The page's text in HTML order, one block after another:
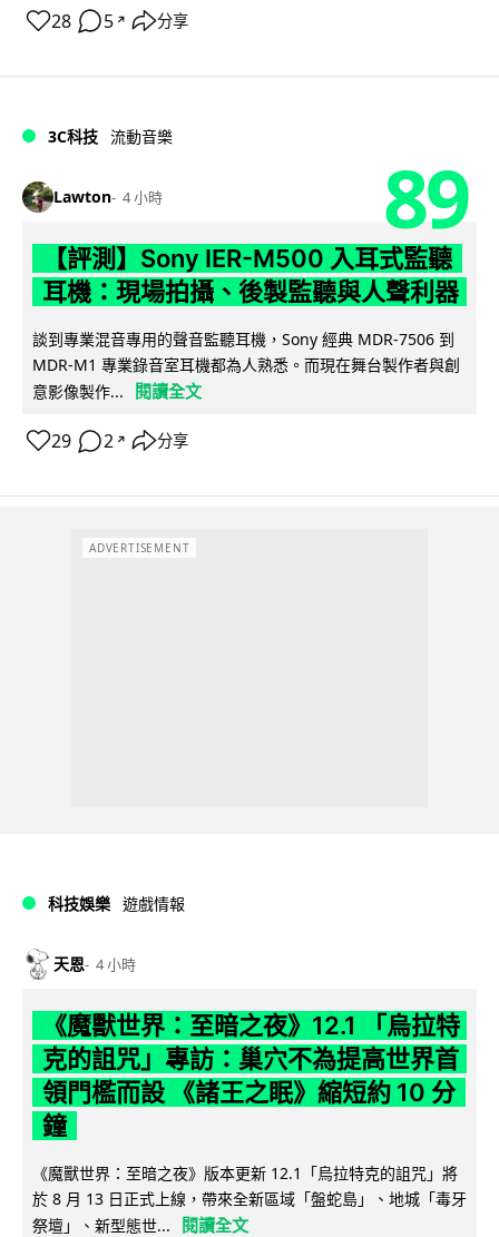
28 5 ↗ 分享
3C科技 流動音樂
Lawton 4 小時 89
【評測】Sony IER-M500 入耳式監聽
耳機：現場拍攝、後製監聽與人聲利器
談到專業混音專用的聲音監聽耳機，Sony 經典 MDR-7506 到
MDR-M1 專業錄音室耳機都為人熟悉。而現在舞台製作者與創
意影像製作...
閱讀全文
29 2 ↗ 分享
ADVERTISEMENT
科技娛樂 遊戲情報
天恩 4 小時
《魔獸世界：至暗之夜》12.1 「烏拉特
克的詛咒」專訪：巢穴不為提高世界首
領門檻而設 《諸王之眠》縮短約 10 分
鐘
《魔獸世界：至暗之夜》版本更新 12.1「烏拉特克的詛咒」將
於 8 月 13 日正式上線，帶來全新區域「盤蛇島」、地城「毒牙
祭壇」、新型態世...
閱讀全文